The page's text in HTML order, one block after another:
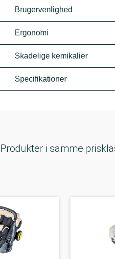
Brugervenlighed
Ergonomi
Skadelige kemikalier
Specifikationer
Produkter i samme